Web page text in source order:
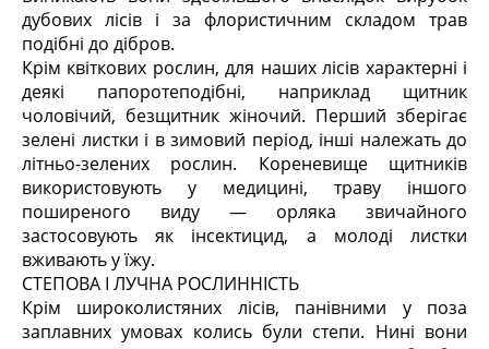
дубових лісів і за флористичним складом трав
подібні до дібров.
Крім квіткових рослин, для наших лісів характерні і
деякі папоротеподібні, наприклад щитник
чоловічий, безщитник жіночий. Перший зберігає
зелені листки і в зимовий період, інші належать до
літньо-зелених рослин. Кореневище щитників
використовують у медицині, траву іншого
поширеного виду — орляка звичайного
застосовують як інсектицид, а молоді листки
вживають у їжу.
СТЕПОВА І ЛУЧНА РОСЛИННІСТЬ
Крім широколистяних лісів, панівними у поза
заплавних умовах колись були степи. Нині вони